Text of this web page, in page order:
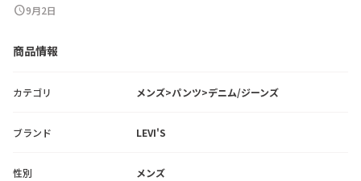
schedule9月2日
商品情報
カテゴリ メンズ>パンツ>デニム/ジーンズ
ブランド LEVI'S
性別 メンズ